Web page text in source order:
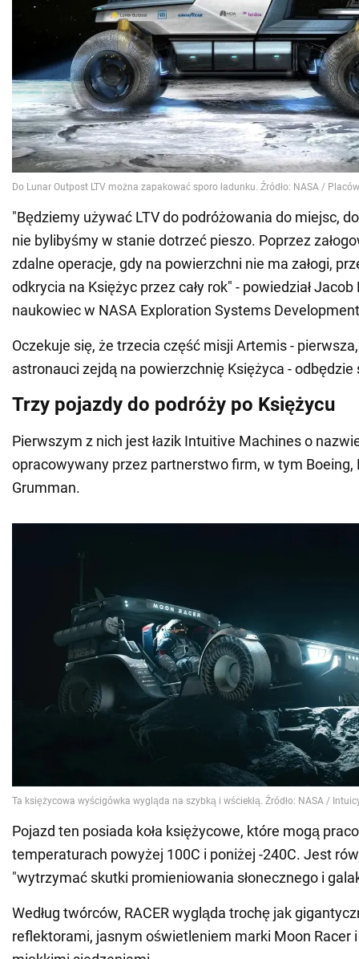
"Będziemy używać LTV do podróżowania do miejsc,
nie bylibyśmy w stanie dotrzeć pieszo. Poprzez
zdalne operacje, gdy na powierzchni nie ma załogi,
odkrycia na Księżyc przez cały rok" - powiedział Jacob
naukowiec w NASA Exploration Systems
Oczekuje się, że trzecia część misji Artemis -
astronauci zejdą na powierzchnię Księżyca - odbędzie
Trzy pojazdy do podróży po Księżycu
Pierwszym z nich jest łazik Intuitive Machines o
opracowywany przez partnerstwo firm, w tym Boeing,
Grumman.
Pojazd ten posiada koła księżycowe, które mogą
temperaturach powyżej 100C i poniżej -240C. Jest
"wytrzymać skutki promieniowania słonecznego i
Według twórców, RACER wygląda trochę jak
reflektorami, jasnym oświetleniem marki Moon Racer